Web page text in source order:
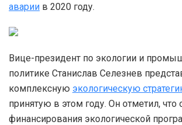
аварии в 2020 году.
Вице-президент по экологии и
политике Станислав Селезнев
комплексную экологическую
принятую в этом году. Он отметил, что
финансирования экологической